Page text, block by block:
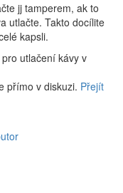
jj tamperem, ak to
utlačte. Takto docílite
kapsli.
utlačení kávy v
přímo v diskuzi. Přejít